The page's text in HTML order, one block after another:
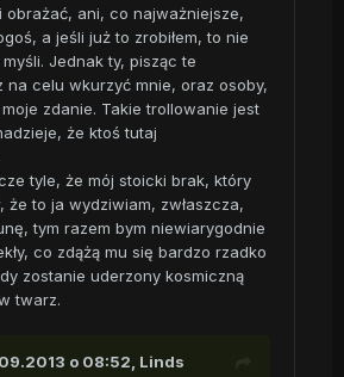
obrażać, ani, co najważniejsze,
a jeśli już to zrobiłem, to nie
myśli. Jednak ty, pisząc te
na celu wkurzyć mnie, oraz osoby,
zdanie. Takie trollowanie jest
że ktoś tutaj
tyle, że mój stoicki brak, który
że to ja wydziwiam, zwłaszcza,
tym razem bym niewiarygodnie
co zdążą mu się bardzo rzadko
zostanie uderzony kosmiczną
twarz.
o 08:52, Linds